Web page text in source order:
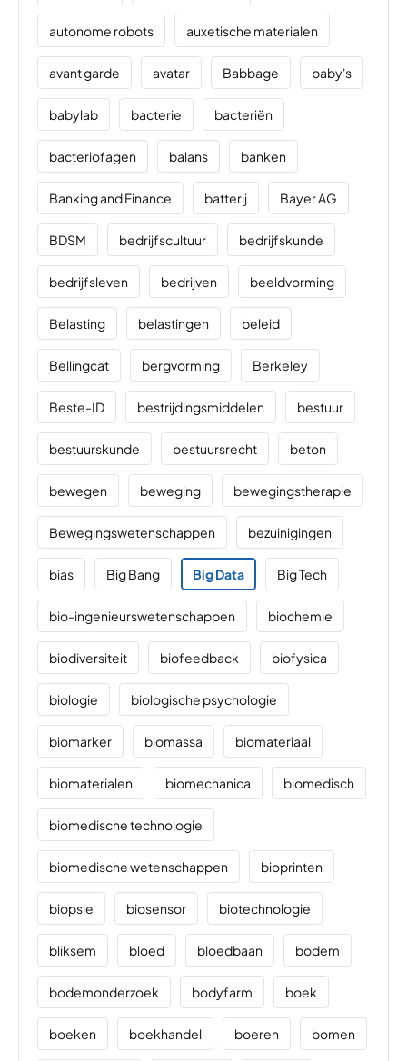
autonome robots auxetische materialen
avant garde avatar Babbage baby's
babylab bacterie bacteriën
bacteriofagen balans banken
Banking and Finance batterij Bayer AG
BDSM bedrijfscultuur bedrijfskunde
bedrijfsleven bedrijven beeldvorming
Belasting belastingen beleid
Bellingcat bergvorming Berkeley
Beste-ID bestrijdingsmiddelen bestuur
bestuurskunde bestuursrecht beton
bewegen beweging bewegingstherapie
Bewegingswetenschappen bezuinigingen
bias Big Bang Big Data Big Tech
bio-ingenieurswetenschappen biochemie
biodiversiteit biofeedback biofysica
biologie biologische psychologie
biomarker biomassa biomateriaal
biomaterialen biomechanica biomedisch
biomedische technologie
biomedische wetenschappen bioprinten
biopsie biosensor biotechnologie
bliksem bloed bloedbaan bodem
bodemonderzoek bodyfarm boek
boeken boekhandel boeren bomen